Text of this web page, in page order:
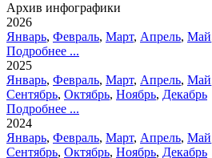
Архив инфографики
2026
Январь, Февраль, Март, Апрель, Май
Подробнее ...
2025
Январь, Февраль, Март, Апрель, Май
Сентябрь, Октябрь, Ноябрь, Декабрь
Подробнее ...
2024
Январь, Февраль, Март, Апрель, Май
Сентябрь, Октябрь, Ноябрь, Декабрь